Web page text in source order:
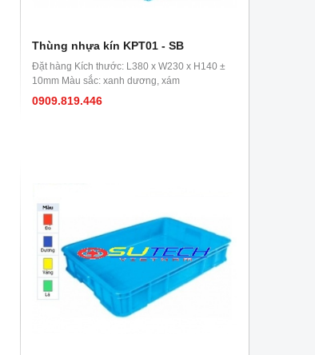
Thùng nhựa kín KPT01 - SB
Đặt hàng Kích thước: L380 x W230 x H140 ±
10mm Màu sắc: xanh dương, xám
0909.819.446